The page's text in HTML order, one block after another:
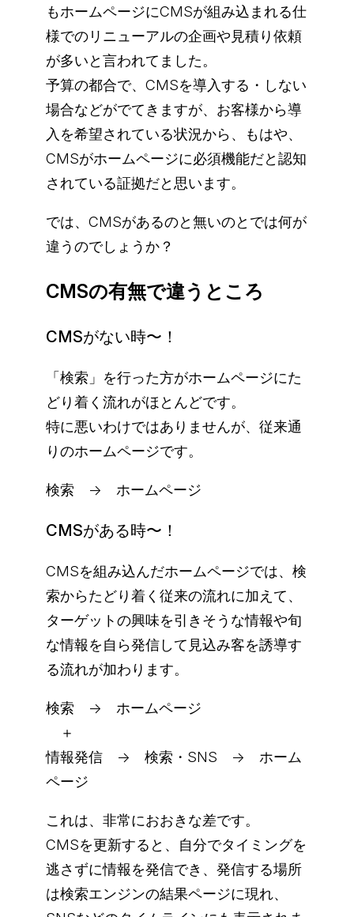
もホームページにCMSが組み込まれる仕
様でのリニューアルの企画や見積り依頼
が多いと言われてました。
予算の都合で、CMSを導入する・しない
場合などがでてきますが、お客様から導
入を希望されている状況から、もはや、
CMSがホームページに必須機能だと認知
されている証拠だと思います。
では、CMSがあるのと無いのとでは何が
違うのでしょうか？
CMSの有無で違うところ
CMSがない時〜！
「検索」を行った方がホームページにた
どり着く流れがほとんどです。
特に悪いわけではありませんが、従来通
りのホームページです。
検索 → ホームページ
CMSがある時〜！
CMSを組み込んだホームページでは、検
索からたどり着く従来の流れに加えて、
ターゲットの興味を引きそうな情報や旬
な情報を自ら発信して見込み客を誘導す
る流れが加わります。
検索 → ホームページ
＋
情報発信 → 検索・SNS → ホーム
ページ
これは、非常におおきな差です。
CMSを更新すると、自分でタイミングを
逃さずに情報を発信でき、発信する場所
は検索エンジンの結果ページに現れ、